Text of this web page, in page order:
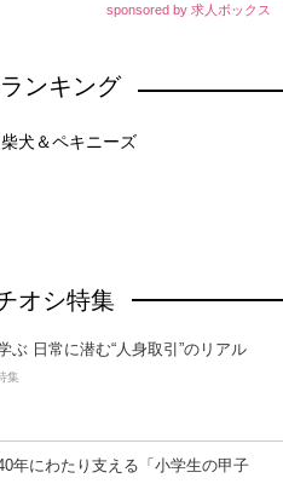
sponsored by 求人ボックス
ンキング
犬＆ペキニーズ
オシ特集
ぶ 日常に潜む“人身取引”のリアル
集
年にわたり支える「小学生の甲子